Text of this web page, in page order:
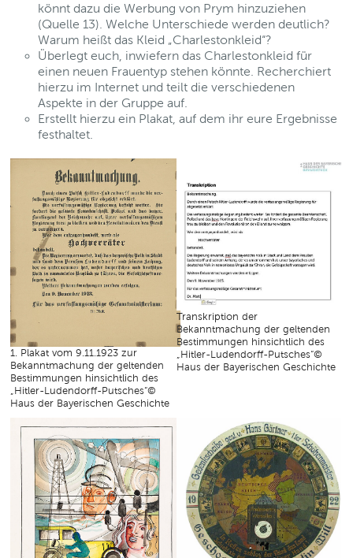
könnt dazu die Werbung von Prym hinzuziehen
(Quelle 13). Welche Unterschiede werden deutlich?
Warum heißt das Kleid „Charlestonkleid“?
Überlegt euch, inwiefern das Charlestonkleid für
einen neuen Frauentyp stehen könnte. Recherchiert
hierzu im Internet und teilt die verschiedenen
Aspekte in der Gruppe auf.
Erstellt hierzu ein Plakat, auf dem ihr eure Ergebnisse
festhaltet.
1. Plakat vom 9.11.1923 zur
Bekanntmachung der geltenden
Bestimmungen hinsichtlich des
„Hitler-Ludendorff-Putsches“©
Haus der Bayerischen Geschichte
Transkription der
Bekanntmachung der geltenden
Bestimmungen hinsichtlich des
„Hitler-Ludendorff-Putsches“©
Haus der Bayerischen Geschichte